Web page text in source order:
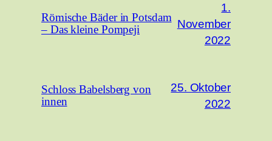
Römische Bäder in Potsdam
– Das kleine Pompeji
1.
November
2022
Schloss Babelsberg von
innen
25. Oktober
2022